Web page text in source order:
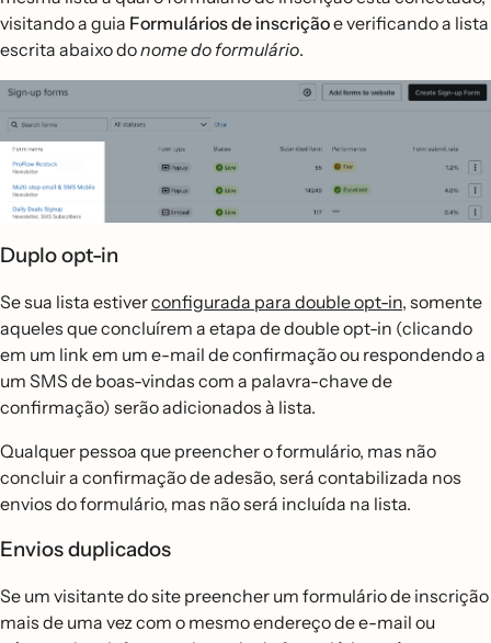
visitando a guia Formulários de inscriçãoe verificando a lista
escrita abaixo donome do formulário.
Duplo opt-in
Se sua lista estiverconfigurada para double opt-in, somente
aqueles que concluírem a etapa de double opt-in (clicando
em um link em um e-mail de confirmação ou respondendo a
um SMS de boas-vindas com a palavra-chave de
confirmação) serão adicionados à lista.
Qualquer pessoa que preencher o formulário, mas não
concluir a confirmação de adesão, será contabilizada nos
envios do formulário, mas não será incluída na lista.
Envios duplicados
Se um visitante do site preencher um formulário de inscrição
mais de uma vez com o mesmo endereço de e-mail ou